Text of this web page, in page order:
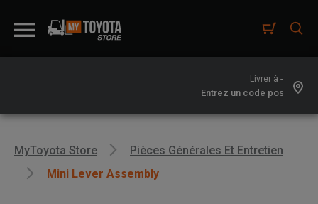
Livrer à -
MyToyota Store
Pièces Générales Et Entretien
Mini Lever Assembly